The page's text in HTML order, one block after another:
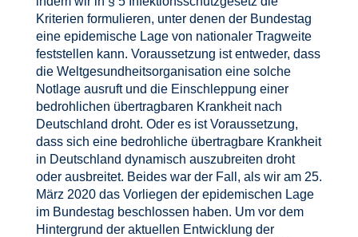
Kriterien formulieren, unter denen der Bundestag
eine epidemische Lage von nationaler Tragweite
feststellen kann. Voraussetzung ist entweder, dass
die Weltgesundheitsorganisation eine solche
Notlage ausruft und die Einschleppung einer
bedrohlichen übertragbaren Krankheit nach
Deutschland droht. Oder es ist Voraussetzung,
dass sich eine bedrohliche übertragbare Krankheit
in Deutschland dynamisch auszubreiten droht
oder ausbreitet. Beides war der Fall, als wir am 25.
März 2020 das Vorliegen der epidemischen Lage
im Bundestag beschlossen haben. Um vor dem
Hintergrund der aktuellen Entwicklung der